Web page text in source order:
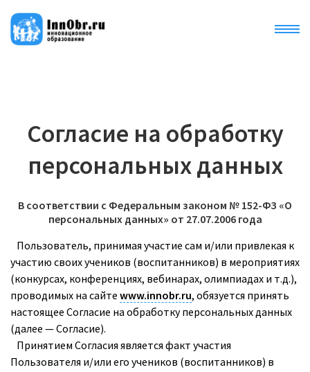
Публикации
Конференции
Рейтинги
Статьи
Согласие на обработку
персональных данных
В соответствии с Федеральным законом № 152-ФЗ «О
персональных данных» от 27.07.2006 года
Пользователь, принимая участие сам и/или привлекая к
участию своих учеников (воспитанников) в мероприятиях
(конкурсах, конференциях, вебинарах, олимпиадах и т.д.),
проводимых на сайте www.innobr.ru, обязуется принять
настоящее Согласие на обработку персональных данных
(далее — Согласие).
Принятием Согласия является факт участия
Пользователя и/или его учеников (воспитанников) в